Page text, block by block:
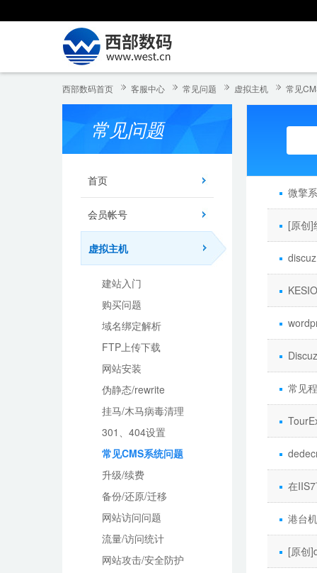
西部数码首页 客服中心 常见问题 虚拟主机 常见
常见问题
首页
会员帐号
虚拟主机
建站入门
购买问题
域名绑定解析
FTP上传下载
网站安装
伪静态/rewrite
挂马/木马病毒清理
301、404设置
常见CMS系统问题
升级/续费
备份/还原/迁移
网站访问问题
流量/访问统计
网站攻击/安全防护
微擎
[原创]
常见
在
港台
[原创